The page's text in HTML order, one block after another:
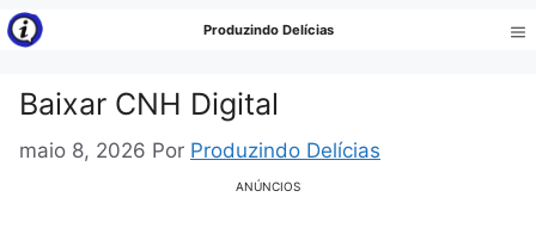
Pular
para
conteúdo
Produzindo Delícias
Baixar CNH Digital
maio 8, 2026 Por Produzindo Delícias
ANÚNCIOS